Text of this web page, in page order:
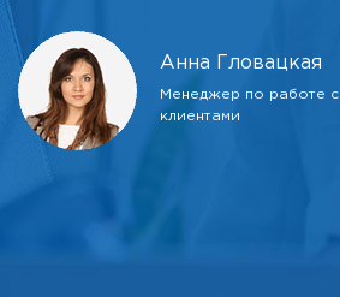
Анна Гловацкая
Менеджер по работе с
клиентами